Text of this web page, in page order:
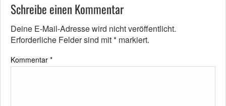
Schreibe einen Kommentar
Deine E-Mail-Adresse wird nicht veröffentlicht.
Erforderliche Felder sind mit* markiert.
Kommentar *